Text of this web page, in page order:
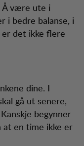
Å være ute i
i bedre balanse, i
det ikke flere
dine. I
gå ut senere,
begynner
at en time ikke er